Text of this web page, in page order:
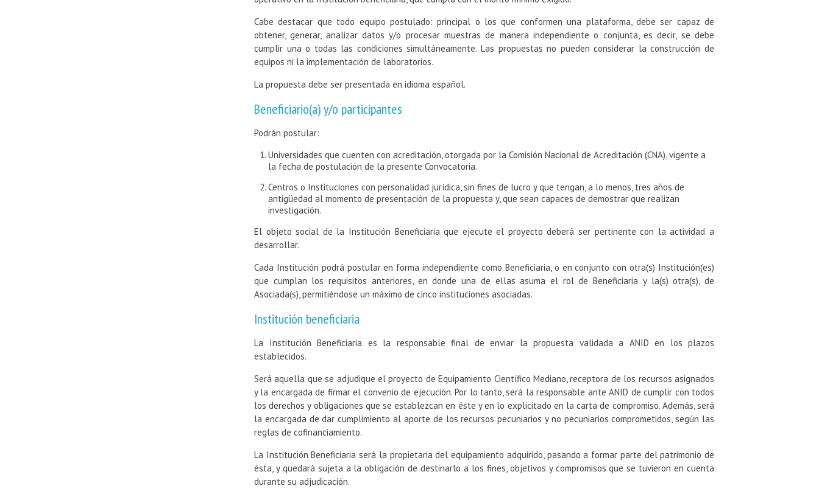
Cabe destacar que todo equipo postulado: principal o los que conformen una plataforma, debe ser capaz de
obtener, generar, analizar datos y/o procesar muestras de manera independiente o conjunta, es decir, se debe
cumplir una o todas las condiciones simultáneamente. Las propuestas no pueden considerar la construcción de
equipos ni la implementación de laboratorios.
La propuesta debe ser presentada en idioma español.
Beneficiario(a) y/o participantes
Podrán postular:
Universidades que cuenten con acreditación, otorgada por la Comisión Nacional de Acreditación (CNA), vigente a
la fecha de postulación de la presente Convocatoria.
Centros o Instituciones con personalidad jurídica, sin fines de lucro y que tengan, a lo menos, tres años de
antigüedad al momento de presentación de la propuesta y, que sean capaces de demostrar que realizan
investigación.
El objeto social de la Institución Beneficiaria que ejecute el proyecto deberá ser pertinente con la actividad a
desarrollar.
Cada Institución podrá postular en forma independiente como Beneficiaria, o en conjunto con otra(s) Institución(es)
que cumplan los requisitos anteriores, en donde una de ellas asuma el rol de Beneficiaria y la(s) otra(s), de
Asociada(s), permitiéndose un máximo de cinco instituciones asociadas.
Institución beneficiaria
La Institución Beneficiaria es la responsable final de enviar la propuesta validada a ANID en los plazos
establecidos.
Será aquella que se adjudique el proyecto de Equipamiento Científico Mediano, receptora de los recursos asignados
y la encargada de firmar el convenio de ejecución. Por lo tanto, será la responsable ante ANID de cumplir con todos
los derechos y obligaciones que se establezcan en éste y en lo explicitado en la carta de compromiso. Además, será
la encargada de dar cumplimiento al aporte de los recursos pecuniarios y no pecuniarios comprometidos, según las
reglas de cofinanciamiento.
La Institución Beneficiaria será la propietaria del equipamiento adquirido, pasando a formar parte del patrimonio de
ésta, y quedará sujeta a la obligación de destinarlo a los fines, objetivos y compromisos que se tuvieron en cuenta
durante su adjudicación.